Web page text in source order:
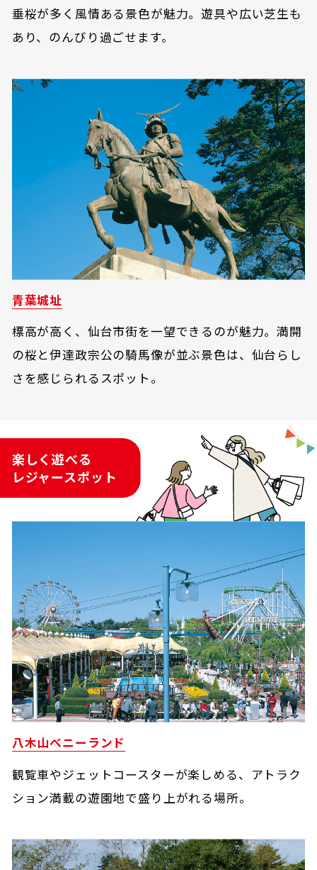
垂桜が多く風情ある景色が魅力。遊具や広い芝生も
あり、のんびり過ごせます。
青葉城址
標高が高く、仙台市街を一望できるのが魅力。満開
の桜と伊達政宗公の騎馬像が並ぶ景色は、仙台らし
さを感じられるスポット。
楽しく遊べる
レジャースポット
八木山ベニーランド
観覧車やジェットコースターが楽しめる、アトラク
ション満載の遊園地で盛り上がれる場所。